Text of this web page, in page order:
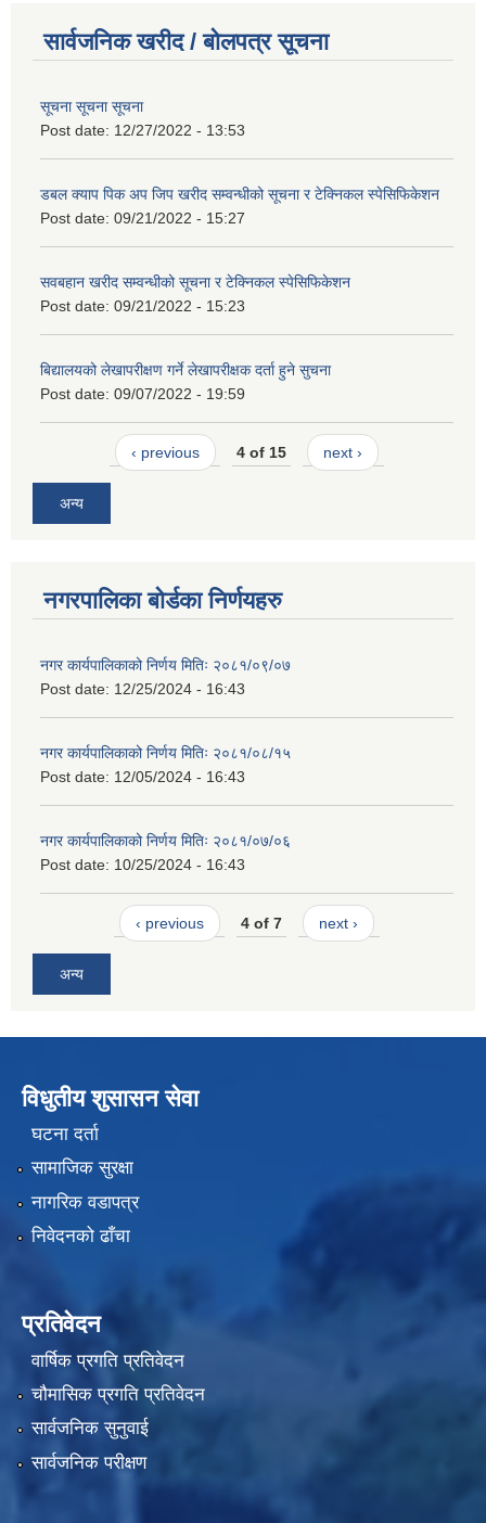
सार्वजनिक खरीद / बोलपत्र सूचना
सूचना सूचना सूचना
Post date: 12/27/2022 - 13:53
डबल क्याप पिक अप जिप खरीद सम्वन्धीको सूचना र टेक्निकल स्पेसिफिकेशन
Post date: 09/21/2022 - 15:27
सवबहान खरीद सम्वन्धीको सूचना र टेक्निकल स्पेसिफिकेशन
Post date: 09/21/2022 - 15:23
बिद्यालयको लेखापरीक्षण गर्ने लेखापरीक्षक दर्ता हुने सुचना
Post date: 09/07/2022 - 19:59
‹ previous 4 of 15 next ›
अन्य
नगरपालिका बोर्डका निर्णयहरु
नगर कार्यपालिकाको निर्णय मितिः २०८१/०९/०७
Post date: 12/25/2024 - 16:43
नगर कार्यपालिकाको निर्णय मितिः २०८१/०८/१५
Post date: 12/05/2024 - 16:43
नगर कार्यपालिकाको निर्णय मितिः २०८१/०७/०६
Post date: 10/25/2024 - 16:43
‹ previous 4 of 7 next ›
अन्य
विधुतीय शुसासन सेवा
घटना दर्ता
सामाजिक सुरक्षा
नागरिक वडापत्र
निवेदनको ढाँचा
प्रतिवेदन
वार्षिक प्रगति प्रतिवेदन
चौमासिक प्रगति प्रतिवेदन
सार्वजनिक सुनुवाई
सार्वजनिक परीक्षण